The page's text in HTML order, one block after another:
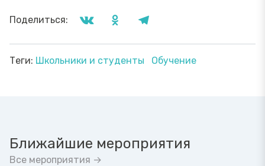
Поделиться:
Теги: Школьники и студенты Обучение
Ближайшие мероприятия
Все мероприятия →